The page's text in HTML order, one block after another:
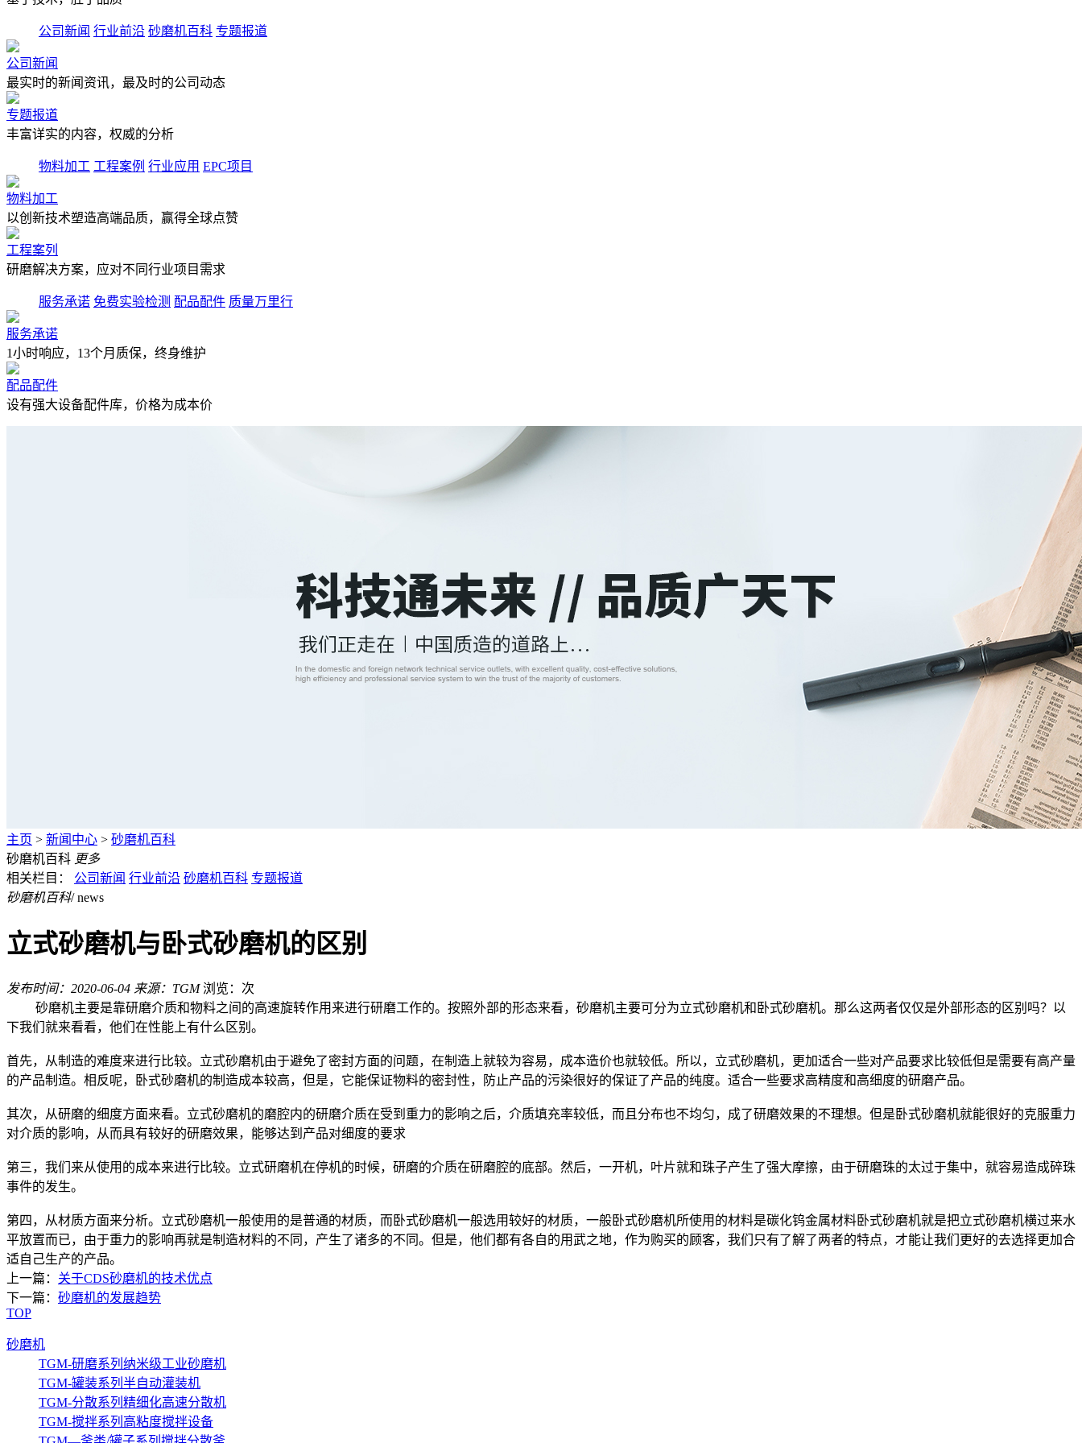
公司新闻 行业前沿 砂磨机百科 专题报道
公司新闻
最实时的新闻资讯，最及时的公司动态
专题报道
丰富详实的内容，权威的分析
物料加工 工程案例 行业应用 EPC项目
物料加工
以创新技术塑造高端品质，赢得全球点赞
工程案列
研磨解决方案，应对不同行业项目需求
服务承诺 免费实验检测 配品配件 质量万里行
服务承诺
1小时响应，13个月质保，终身维护
配品配件
设有强大设备配件库，价格为成本价
主页 > 新闻中心 > 砂磨机百科
砂磨机百科 更多
相关栏目：
公司新闻 行业前沿 砂磨机百科 专题报道
砂磨机百科/ news
立式砂磨机与卧式砂磨机的区别
发布时间：2020-06-04 来源：TGM浏览： 次
砂磨机主要是靠研磨介质和物料之间的高速旋转作用来进行研磨工作的。按照外部的形态来看，砂磨机主要可分为立式砂磨机和卧式砂磨机。那么这两者仅仅是外部形态的区别吗？以
下我们就来看看，他们在性能上有什么区别。
首先，从制造的难度来进行比较。立式砂磨机由于避免了密封方面的问题，在制造上就较为容易，成本造价也就较低。所以，立式砂磨机，更加适合一些对产品要求比较低但是需要有高产量
的产品制造。相反呢，卧式砂磨机的制造成本较高，但是，它能保证物料的密封性，防止产品的污染很好的保证了产品的纯度。适合一些要求高精度和高细度的研磨产品。
其次，从研磨的细度方面来看。立式砂磨机的磨腔内的研磨介质在受到重力的影响之后，介质填充率较低，而且分布也不均匀，成了研磨效果的不理想。但是卧式砂磨机就能很好的克服重力
对介质的影响，从而具有较好的研磨效果，能够达到产品对细度的要求
第三，我们来从使用的成本来进行比较。立式研磨机在停机的时候，研磨的介质在研磨腔的底部。然后，一开机，叶片就和珠子产生了强大摩擦，由于研磨珠的太过于集中，就容易造成碎珠
事件的发生。
第四，从材质方面来分析。立式砂磨机一般使用的是普通的材质，而卧式砂磨机一般选用较好的材质，一般卧式砂磨机所使用的材料是碳化钨金属材料卧式砂磨机就是把立式砂磨机横过来水
平放置而已，由于重力的影响再就是制造材料的不同，产生了诸多的不同。但是，他们都有各自的用武之地，作为购买的顾客，我们只有了解了两者的特点，才能让我们更好的去选择更加合
适自己生产的产品。
上一篇： 关于CDS砂磨机的技术优点
下一篇： 砂磨机的发展趋势
TOP
砂磨机
TGM-研磨系列纳米级工业砂磨机
TGM-罐装系列半自动灌装机
TGM-分散系列精细化高速分散机
TGM-搅拌系列高粘度搅拌设备